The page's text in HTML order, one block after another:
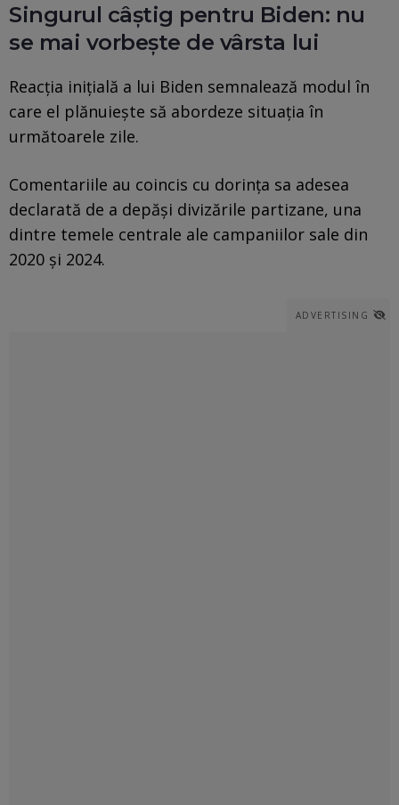
Singurul câștig pentru Biden: nu
se mai vorbește de vârsta lui
Reacția inițială a lui Biden semnalează modul în
care el plănuiește să abordeze situația în
următoarele zile.
Comentariile au coincis cu dorința sa adesea
declarată de a depăși divizările partizane, una
dintre temele centrale ale campaniilor sale din
2020 și 2024.
ADVERTISING